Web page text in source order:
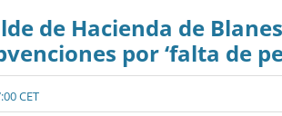
de Hacienda de
por ‘falta de
CET